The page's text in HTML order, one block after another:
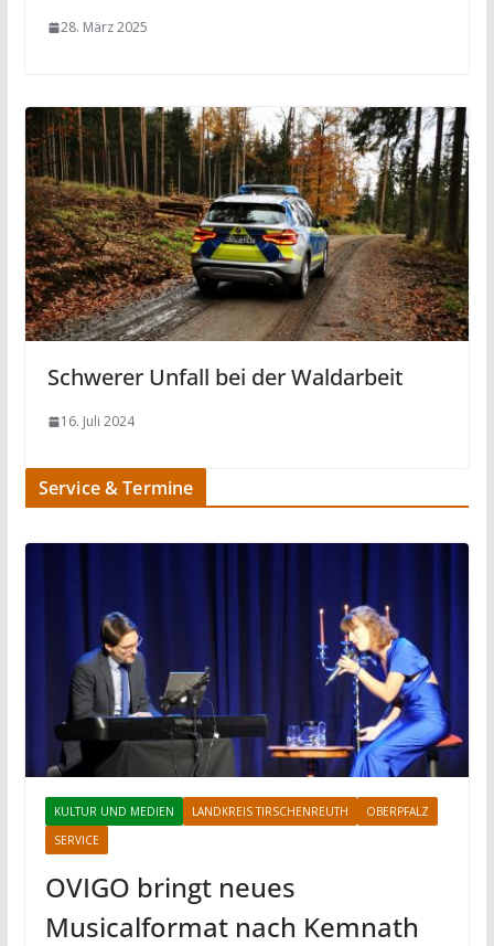
28. März 2025
Schwerer Unfall bei der Waldarbeit
16. Juli 2024
Service & Termine
KULTUR UND MEDIEN LANDKREIS TIRSCHENREUTH
OBERPFALZ
SERVICE
OVIGO bringt neues
Musicalformat nach Kemnath